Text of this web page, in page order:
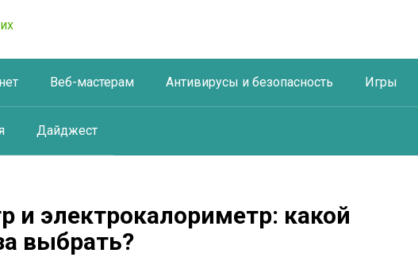
Веб-мастерам Антивирусы и безопасность Игры
Дайджест
и электрокалориметр: какой
выбрать?